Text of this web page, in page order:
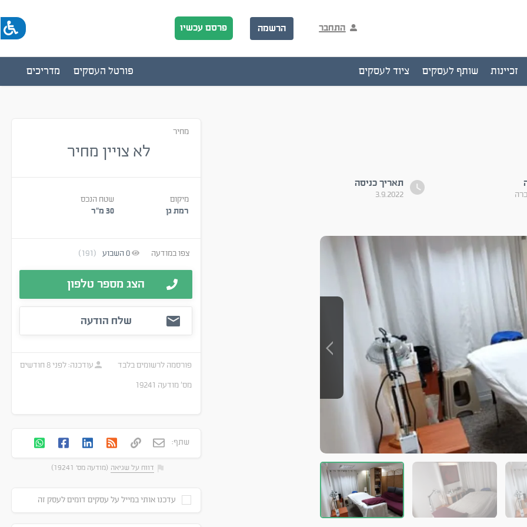
התחבר הרשמה פרסם עכשיו
זכיינות שותף לעסקים ציוד לעסקים מדריכים פורטל העסקים
תאריך כניסה
3.9.2022
מחיר
לא צויין מחיר
מיקום
רמת גן
שטח הנכס
30 מ״ר
צפו במודעה 0השבוע (191)
הצג מספר טלפון
שלח הודעה
פורסמה לרשומים בלבד עודכנה:לפני 8 חודשים
מס׳ מודעה
שתף:
דווח על שגיאה (מודעה מס' 19241)
עדכנו אותי במייל על עסקים דומים לעסק זה